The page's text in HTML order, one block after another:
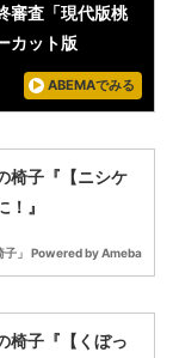
審査「現代版桃
カット版
ABEMAでみる
椅子『【ニシケ
』
子」 Powered by Ameba
椅子『【くぼっ